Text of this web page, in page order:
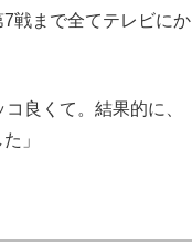
戦まで全てテレビにか
良くて。結果的に、
」